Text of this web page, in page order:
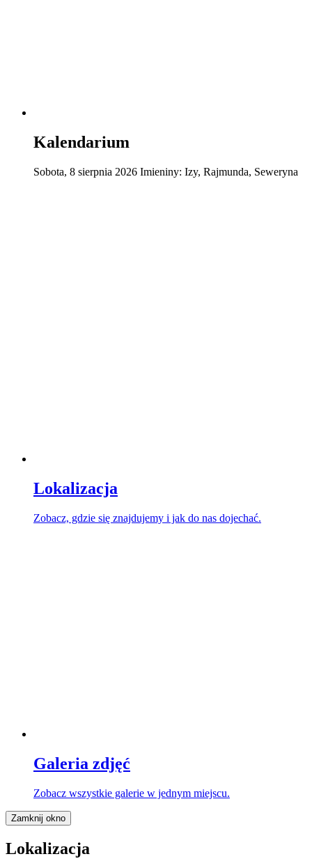
Kalendarium
Sobota, 8 sierpnia 2026 Imieniny: Izy, Rajmunda, Seweryna
Lokalizacja
Zobacz, gdzie się znajdujemy i jak do nas dojechać.
Galeria zdjęć
Zobacz wszystkie galerie w jednym miejscu.
Zamknij okno
Lokalizacja